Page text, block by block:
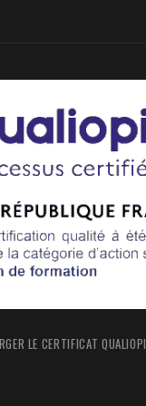
LE CERTIFICAT QUALIOPI